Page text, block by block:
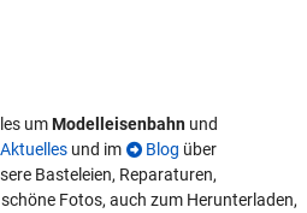
umModelleisenbahn und
Aktuelles und im Blog über
Basteleien, Reparaturen,
Fotos, auch zum Herunterladen,